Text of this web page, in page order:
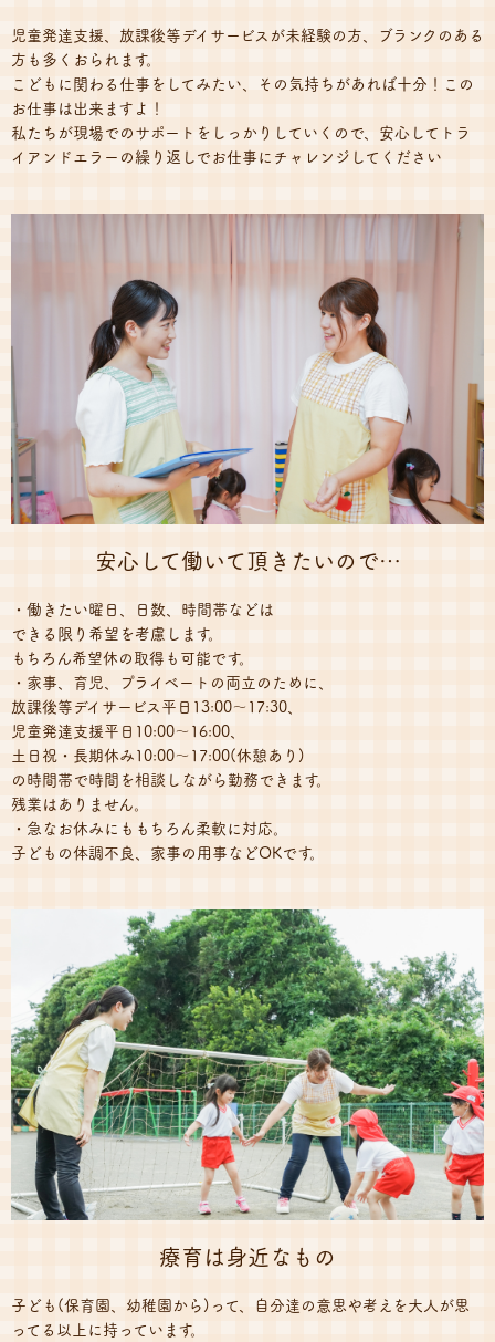
児童発達支援、放課後等デイサービスが未経験の方、ブランクのある
方も多くおられます。
こどもに関わる仕事をしてみたい、その気持ちがあれば十分！この
お仕事は出来ますよ！
私たちが現場でのサポートをしっかりしていくので、安心してトラ
イアンドエラーの繰り返しでお仕事にチャレンジしてください
安心して働いて頂きたいので…
・働きたい曜日、日数、時間帯などは
できる限り希望を考慮します。
もちろん希望休の取得も可能です。
・家事、育児、プライベートの両立のために、
放課後等デイサービス平日13:00～17:30、
児童発達支援平日10:00～16:00、
土日祝・長期休み10:00～17:00(休憩あり)
の時間帯で時間を相談しながら勤務できます。
残業はありません。
・急なお休みにももちろん柔軟に対応。
子どもの体調不良、家事の用事などOKです。
療育は身近なもの
子ども(保育園、幼稚園から)って、自分達の意思や考えを大人が思
ってる以上に持っています。